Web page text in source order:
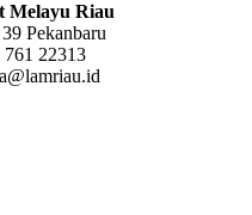
Melayu Riau
Pekanbaru
22313